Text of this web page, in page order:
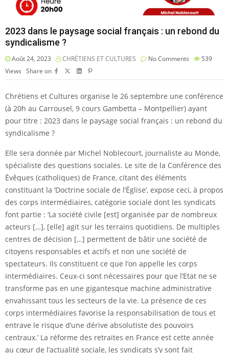
2023 dans le paysage social français : un rebond du
syndicalisme ?
Août 24, 2023 CHRÉTIENS ET CULTURES No Comments
539
Views Share on
Chrétiens et Cultures organise le 26 septembre une conférence
(à 20h au Carrousel, 9 cours Gambetta – Montpellier) ayant
pour titre : 2023 dans le paysage social français : un rebond du
syndicalisme ?
Elle sera donnée par Michel Noblecourt, journaliste au Monde,
spécialiste des questions sociales. Le site de la Conférence des
Évêques (catholiques) de France, citant des éléments
constituant la ‘Doctrine sociale de l’Église’, expose ceci, à propos
des corps intermédiaires, catégorie sociale dont les syndicats
font partie : ‘La société civile [est] organisée par de nombreux
acteurs […], [elle] agit sur les terrains quotidiens. De multiples
centres de décision […] permettent de bâtir une société de
citoyens responsables et actifs et non une société de
spectateurs. Ils constituent ce que l’on appelle les corps
intermédiaires. Ceux-ci sont nécessaires pour que l’Etat ne se
transforme pas en une gigantesque machine administrative
envahissant tous les secteurs de la vie. La présence de ces
corps intermédiaires favorise la responsabilisation de tous et
entrave le risque d’une dérive absolutiste des pouvoirs
centraux.’ La réforme des retraites en France est cette année
au cœur de l’actualité sociale, les syndicats s’y sont fait